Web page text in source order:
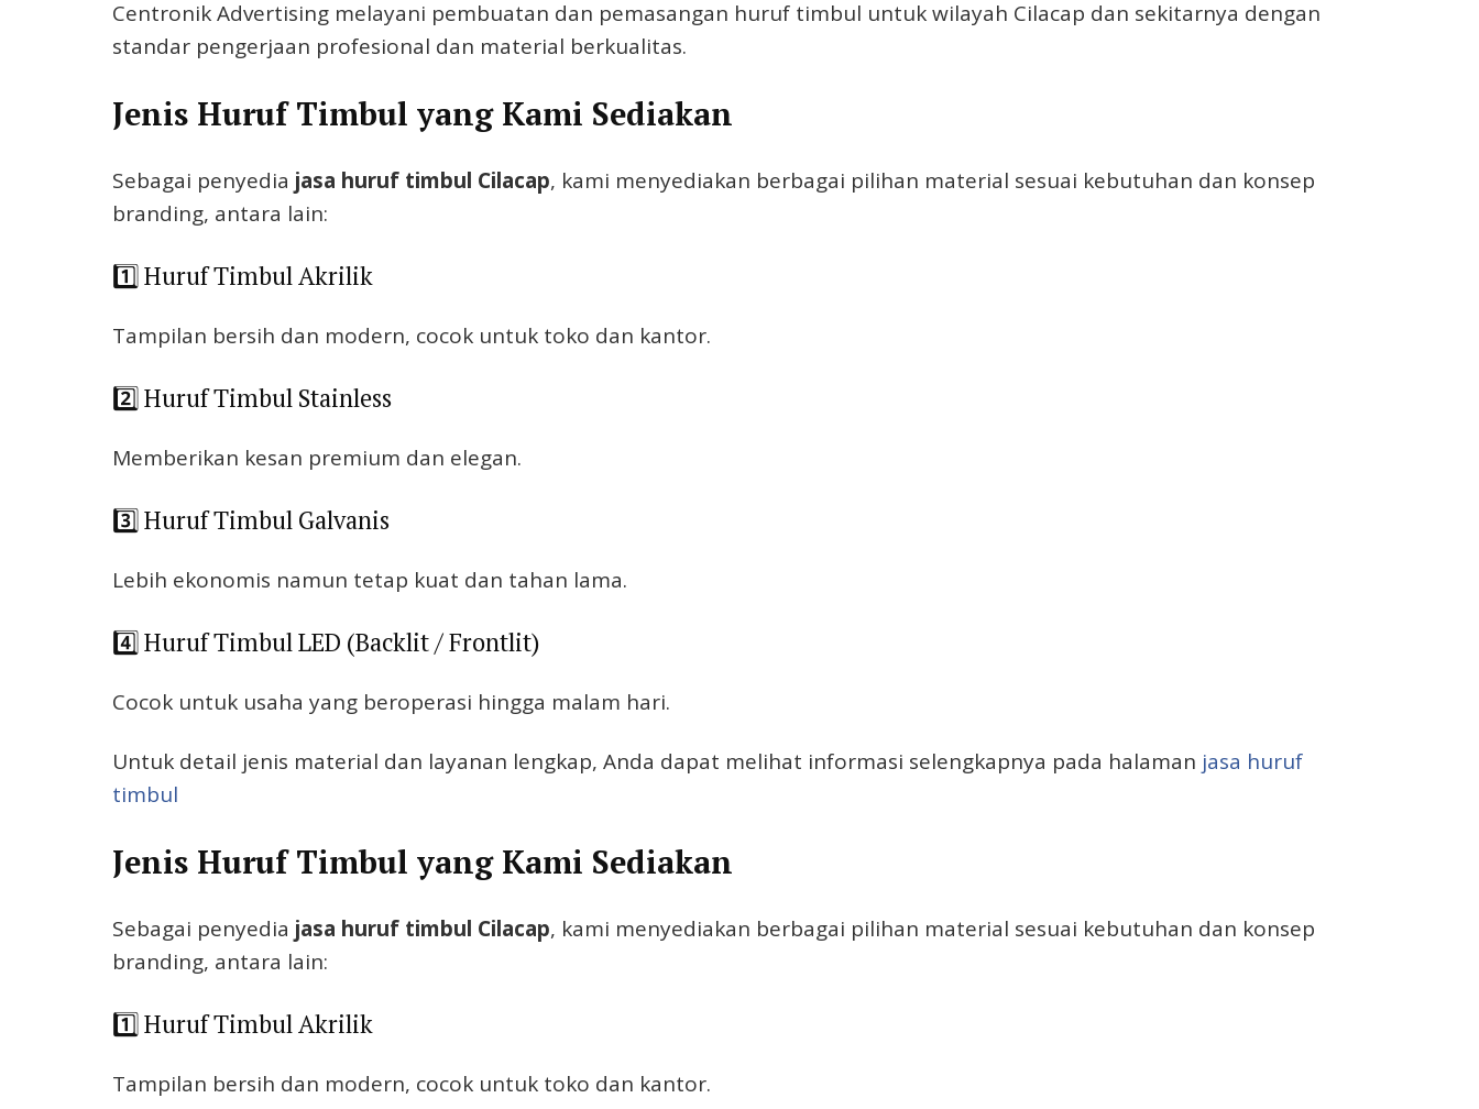
Centronik Advertising melayani pembuatan dan pemasangan huruf timbul untuk wilayah Cilacap dan sekitarnya dengan
standar pengerjaan profesional dan material berkualitas.
Jenis Huruf Timbul yang Kami Sediakan
Sebagai penyedia jasa huruf timbul Cilacap, kami menyediakan berbagai pilihan material sesuai kebutuhan dan konsep
branding, antara lain:
1️⃣ Huruf Timbul Akrilik
Tampilan bersih dan modern, cocok untuk toko dan kantor.
2️⃣ Huruf Timbul Stainless
Memberikan kesan premium dan elegan.
3️⃣ Huruf Timbul Galvanis
Lebih ekonomis namun tetap kuat dan tahan lama.
4️⃣ Huruf Timbul LED (Backlit / Frontlit)
Cocok untuk usaha yang beroperasi hingga malam hari.
Untuk detail jenis material dan layanan lengkap, Anda dapat melihat informasi selengkapnya pada halaman jasa huruf
timbul
Jenis Huruf Timbul yang Kami Sediakan
Sebagai penyedia jasa huruf timbul Cilacap, kami menyediakan berbagai pilihan material sesuai kebutuhan dan konsep
branding, antara lain:
1️⃣ Huruf Timbul Akrilik
Tampilan bersih dan modern, cocok untuk toko dan kantor.